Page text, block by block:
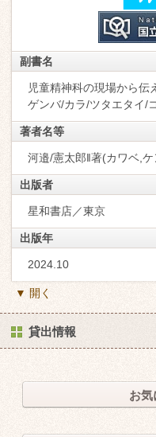
副書名
児童精神科の現場から伝
ゲンバ/カラ/ツタエタイ/
著者名等
河邉/憲太郎‖著(カワベ,
出版者
星和書店／東京
出版年
2024.10
▼ 開く
貸出情報
お気